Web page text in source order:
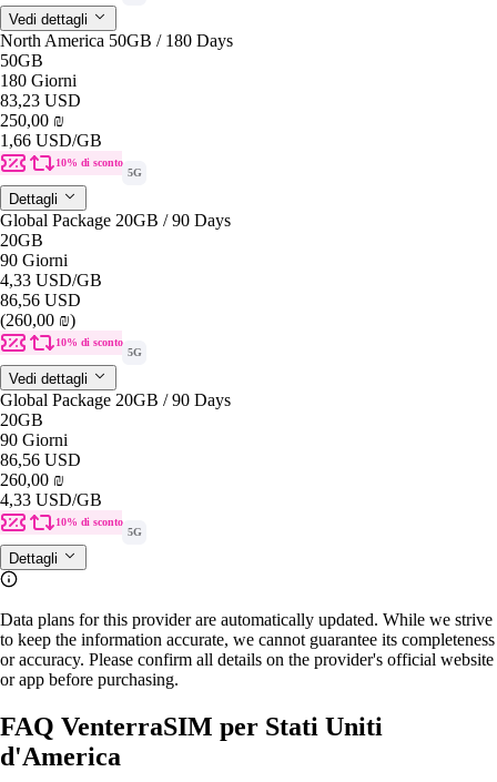
Vedi dettagli
North America 50GB / 180 Days
50GB
180 Giorni
83,23 USD
250,00 ₪
1,66 USD/GB
10% di sconto
5G
Dettagli
Global Package 20GB / 90 Days
20GB
90 Giorni
4,33 USD/GB
86,56 USD
(260,00 ₪)
10% di sconto
5G
Vedi dettagli
Global Package 20GB / 90 Days
20GB
90 Giorni
86,56 USD
260,00 ₪
4,33 USD/GB
10% di sconto
5G
Dettagli
Data plans for this provider are automatically updated. While we strive
to keep the information accurate, we cannot guarantee its completeness
or accuracy. Please confirm all details on the provider's official website
or app before purchasing.
FAQ VenterraSIM per Stati Uniti
d'America